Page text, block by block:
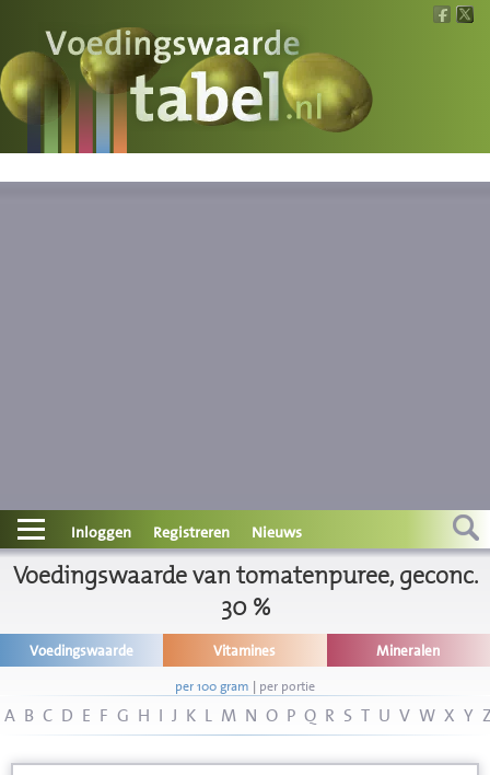
Voedingswaarde
Wat is wat?
Contact
Informatie
Inloggen Registreren Nieuws
Voedingswaarde van tomatenpuree, geconc.
30 %
Voedingswaarde Vitamines Mineralen
per 100 gram | per portie
A B C D E F G H I J K L M N O P Q R S T U V W X Y